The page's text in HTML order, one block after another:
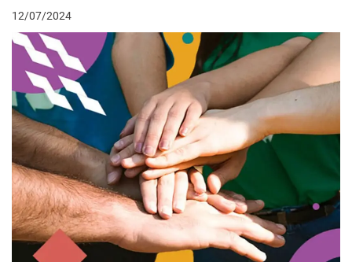
12/07/2024